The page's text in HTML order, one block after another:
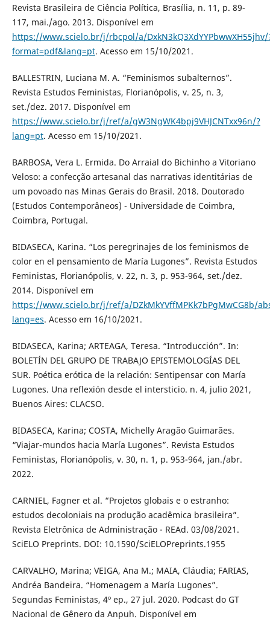
Revista Brasileira de Ciência Política, Brasília, n. 11, p. 89-
117, mai./ago. 2013. Disponível em
https://www.scielo.br/j/rbcpol/a/DxkN3kQ3XdYYPbwwXH55jhv/
format=pdf&lang=pt. Acesso em 15/10/2021.
BALLESTRIN, Luciana M. A. “Feminismos subalternos”.
Revista Estudos Feministas, Florianópolis, v. 25, n. 3,
set./dez. 2017. Disponível em
https://www.scielo.br/j/ref/a/gW3NgWK4bpj9VHJCNTxx96n/?
lang=pt. Acesso em 15/10/2021.
BARBOSA, Vera L. Ermida. Do Arraial do Bichinho a Vitoriano
Veloso: a confecção artesanal das narrativas identitárias de
um povoado nas Minas Gerais do Brasil. 2018. Doutorado
(Estudos Contemporâneos) - Universidade de Coimbra,
Coimbra, Portugal.
BIDASECA, Karina. “Los peregrinajes de los feminismos de
color en el pensamiento de María Lugones”. Revista Estudos
Feministas, Florianópolis, v. 22, n. 3, p. 953-964, set./dez.
2014. Disponível em
https://www.scielo.br/j/ref/a/DZkMkYVffMPKk7bPgMwCG8b/
lang=es. Acesso em 16/10/2021.
BIDASECA, Karina; ARTEAGA, Teresa. “Introducción”. In:
BOLETÍN DEL GRUPO DE TRABAJO EPISTEMOLOGÍAS DEL
SUR. Poética erótica de la relación: Sentipensar con María
Lugones. Una reflexión desde el intersticio. n. 4, julio 2021,
Buenos Aires: CLACSO.
BIDASECA, Karina; COSTA, Michelly Aragão Guimarães.
“Viajar-mundos hacia María Lugones”. Revista Estudos
Feministas, Florianópolis, v. 30, n. 1, p. 953-964, jan./abr.
2022.
CARNIEL, Fagner et al. “Projetos globais e o estranho:
estudos decoloniais na produção acadêmica brasileira”.
Revista Eletrônica de Administração - REAd. 03/08/2021.
SciELO Preprints. DOI: 10.1590/SciELOPreprints.1955
CARVALHO, Marina; VEIGA, Ana M.; MAIA, Cláudia; FARIAS,
Andréa Bandeira. “Homenagem a María Lugones”.
Segundas Feministas, 4º ep., 27 jul. 2020. Podcast do GT
Nacional de Gênero da Anpuh. Disponível em